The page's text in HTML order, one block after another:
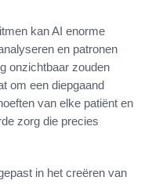
kan AI enorme
en patronen
onzichtbaar zouden
om een diepgaand
van elke patiënt en
zorg die precies
in het creëren van